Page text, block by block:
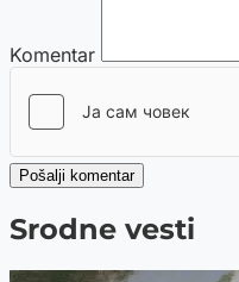
Komentar
Pošalji komentar
Srodne vesti